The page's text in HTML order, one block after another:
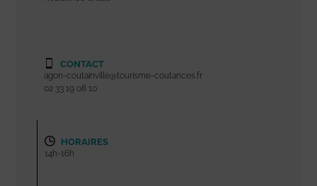
CONTACT
agon-coutainville@tourisme-coutances.fr
02 33 19 08 10
HORAIRES
14h-16h